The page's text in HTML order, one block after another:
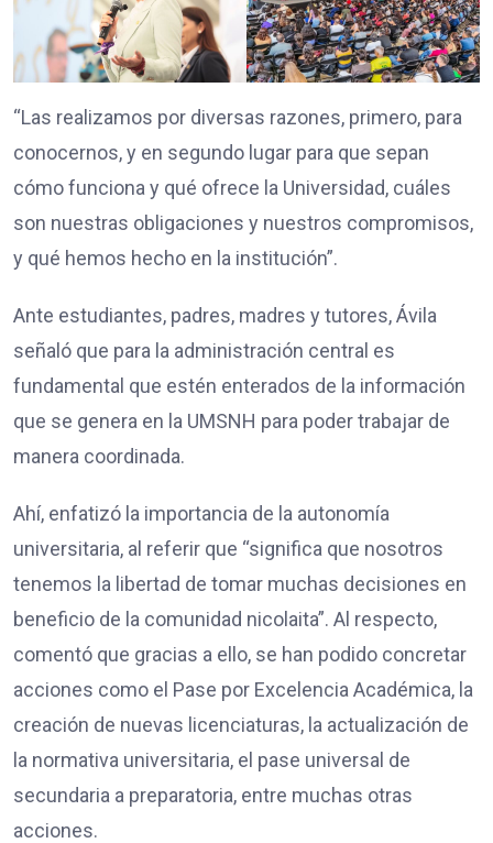
“Las realizamos por diversas razones, primero, para
conocernos, y en segundo lugar para que sepan
cómo funciona y qué ofrece la Universidad, cuáles
son nuestras obligaciones y nuestros compromisos,
y qué hemos hecho en la institución”.
Ante estudiantes, padres, madres y tutores, Ávila
señaló que para la administración central es
fundamental que estén enterados de la información
que se genera en la UMSNH para poder trabajar de
manera coordinada.
Ahí, enfatizó la importancia de la autonomía
universitaria, al referir que “significa que nosotros
tenemos la libertad de tomar muchas decisiones en
beneficio de la comunidad nicolaita”. Al respecto,
comentó que gracias a ello, se han podido concretar
acciones como el Pase por Excelencia Académica, la
creación de nuevas licenciaturas, la actualización de
la normativa universitaria, el pase universal de
secundaria a preparatoria, entre muchas otras
acciones.